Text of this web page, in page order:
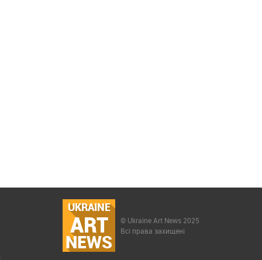
UKRAINE
ART
NEWS
© Ukraine Art News 2025
Всі права захищені